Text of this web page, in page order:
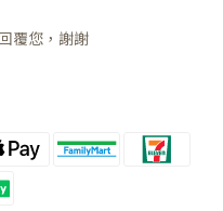
覆您，謝謝